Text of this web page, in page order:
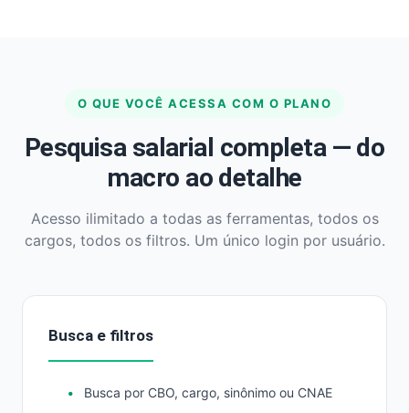
O QUE VOCÊ ACESSA COM O PLANO
Pesquisa salarial completa — do
macro ao detalhe
Acesso ilimitado a todas as ferramentas, todos os
cargos, todos os filtros. Um único login por usuário.
Busca e filtros
Busca por CBO, cargo, sinônimo ou CNAE